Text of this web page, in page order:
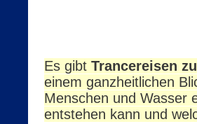
Es gibt Trancereisen
einem ganzheitlichen
Menschen und Wasser
entstehen kann und